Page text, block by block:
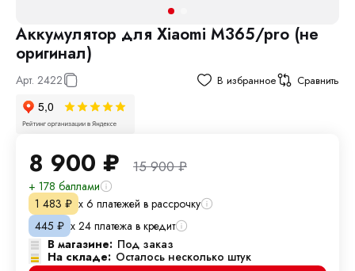
Аккумулятор для Xiaomi M365/pro (не
оригинал)
Арт. 2422 В избранное Сравнить
8 900 ₽ 15 900₽
+ 178 баллами
1 483 ₽ х 6 платежей в рассрочку
445 ₽ х 24 платежа в кредит
В магазине: Под заказ
На складе: Осталось несколько штук